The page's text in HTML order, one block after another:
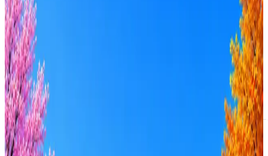
Теплодар